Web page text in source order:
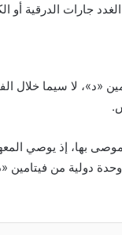
جارات الدرقية أو
«د»، لا سيما خلال
بها، إذ يوصي
تجاوز 20 ميكروغرامًا يوميًا، أي ما